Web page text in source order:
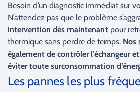
Besoin d’un diagnostic immédiat sur
N’attendez pas que le problème
intervention dès maintenant pour
thermique sans perdre de temps. Nos
également de contrôler l’échangeur
éviter toute surconsommation
Les pannes les plus